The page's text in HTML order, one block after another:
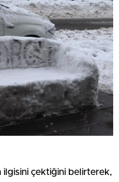
ilgisini çektiğini belirterek,